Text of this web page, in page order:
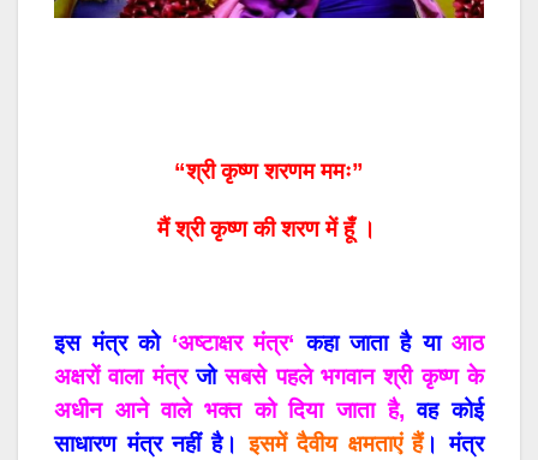
“श्री कृष्ण शरणम ममः”
मैं श्री कृष्ण की शरण में हूँ ।
इस मंत्र को ‘अष्टाक्षर मंत्र‘ कहा जाता है या आठ
अक्षरों वाला मंत्र जो सबसे पहले भगवान श्री कृष्ण के
अधीन आने वाले भक्त को दिया जाता है, वह कोई
साधारण मंत्र नहीं है। इसमें दैवीय क्षमताएं हैं। मंत्र